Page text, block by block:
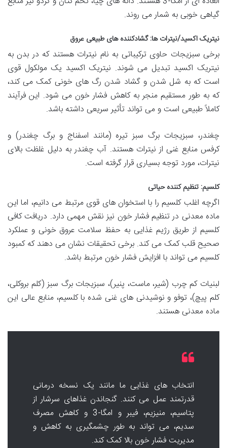
گیاهی خوبی به شمار می روند.
نیتریک اکسید/نیترات ها: گشادکننده های طبیعی عروق
برخی سبزیجات حاوی ترکیباتی به نام نیترات هستند که در بدن به
نیتریک اکسید تبدیل می شوند. نیتریک اکسید یک مولکول قوی
است که به شل شدن و گشاد شدن رگ های خونی کمک می کند،
که به طور مستقیم منجر به کاهش فشار خون می شود. این فرآیند
کاملاً طبیعی است و می تواند تأثیر سریعی داشته باشد.
چغندر، سبزیجات برگ سبز تیره (مانند اسفناج و برگ چغندر) و
کرفس منابع غنی از نیترات هستند. آب چغندر به دلیل غلظت بالای
نیترات، مورد توجه بسیاری قرار گرفته است.
کلسیم: تنظیم کننده حیاتی
اگرچه اغلب کلسیم را با استخوان های قوی مرتبط می دانیم، اما این
ماده معدنی در تنظیم فشار خون نیز نقش مهمی دارد. دریافت کافی
کلسیم از طریق رژیم غذایی به حفظ سلامت عروق خونی و عملکرد
صحیح قلب کمک می کند. برخی تحقیقات نشان می دهند که کمبود
کلسیم می تواند با افزایش فشار خون مرتبط باشد.
لبنیات کم چرب (شیر، ماست، پنیر)، سبزیجات برگ سبز (کلم بروکلی،
کلم پیچ)، توفو و نوشیدنی های غنی شده با کلسیم، منابع عالی این
ماده معدنی هستند.
انتخاب های غذایی ما مانند یک نسخه درمانی
قدرتمند عمل می کنند. گنجاندن غذاهای سرشار از
پتاسیم، منیزیم، فیبر و امگا-3 و کاهش مصرف
سدیم، می تواند به طور چشمگیری به کاهش و
مدیریت فشار خون بالا کمک کند.